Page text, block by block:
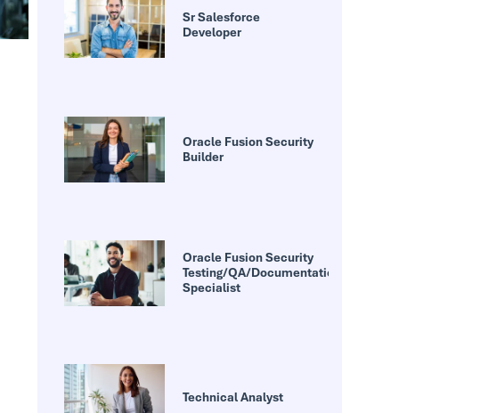
Sr Salesforce
Developer
Oracle Fusion Security
Builder
Oracle Fusion Security
Testing/QA/Documentation
Specialist
Technical Analyst